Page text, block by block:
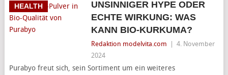
HEALTH
UNSINNIGER HYPE ODER
ECHTE WIRKUNG: WAS
KANN BIO-KURKUMA?
Redaktion modelvita.com
4. November
2024
Purabyo freut sich, sein Sortiment um ein weiteres